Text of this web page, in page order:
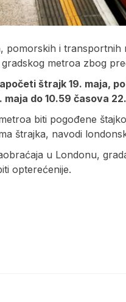
pomorskih i
metroa zbog
štrajk 19. maja,
maja do 10.59 časova
biti pogođene
štrajka, navodi
u Londonu,
opterećenije.